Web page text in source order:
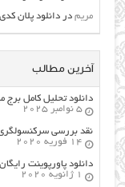
مریم دردانلود پلان
آخرین مطالب
دانلود تحلیل کامل برج
5 نوامبر 2025
نقد بررسی
14 فوریه 2020
دانلود پاورپوینت
1 ژانویه 2020